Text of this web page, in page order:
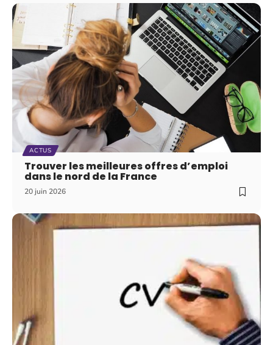
ACTUS
Trouver les meilleures offres d’emploi
dans le nord de la France
20 juin 2026